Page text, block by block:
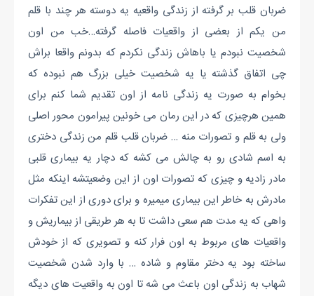
ضربان قلب بر گرفته از زندگی واقعیه یه دوسته هر چند با قلم
من یکم از بعضی از واقعیات فاصله گرفته…خب من اون
شخصیت نبودم یا باهاش زندگی نکردم که بدونم واقعا براش
چی اتفاق گذشته یا یه شخصیت خیلی بزرگ هم نبوده که
بخوام به صورت یه زندگی نامه از اون تقدیم شما کنم برای
همین هرچیزی که در این رمان می خونین پیرامون محور اصلی
ولی به قلم و تصورات منه … ضربان قلب قلم من زندگی دختری
به اسم شادی رو به چالش می کشه که دچار یه بیماری قلبی
مادر زادیه و چیزی که تصورات اون از این وضعیتشه اینکه مثل
مادرش به خاطر این بیماری میمیره و برای دوری از این تفکرات
واهی که یه مدت هم سعی داشت تا به هر طریقی از بیماریش و
واقعیات های مربوط به اون فرار کنه و تصویری که از خودش
ساخته بود یه دختر مقاوم و شاده … با وارد شدن شخصیت
شهاب به زندگی اون باعث می شه تا اون به واقعیت های دیگه